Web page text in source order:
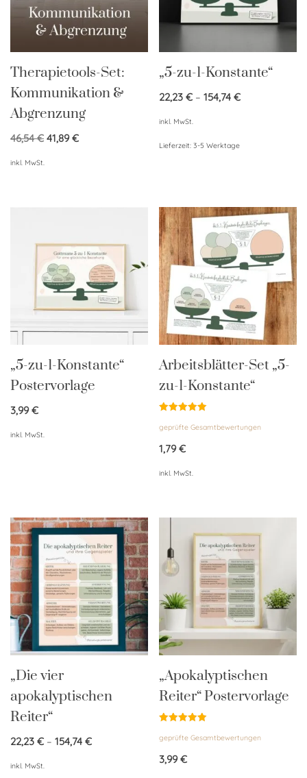
Therapietools-Set:
Kommunikation &
Abgrenzung
46,54€ 41,89€
inkl. MwSt.
„5-zu-1-Konstante“
22,23€ –154,74€
inkl. MwSt.
Lieferzeit:3-5 Werktage
„5-zu-1-Konstante“
Postervorlage
3,99€
inkl. MwSt.
Arbeitsblätter-Set „5-
zu-1-Konstante“
mit
von 5
geprüfte Gesamtbewertungen
1,79€
inkl. MwSt.
„Die vier
apokalyptischen
Reiter“
22,23 € – 154,74 €
inkl. MwSt.
„Apokalyptischen
Reiter“ Postervorlage
mit
von 5
geprüfte Gesamtbewertungen
3,99€